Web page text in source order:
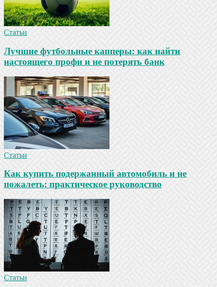
Статьи
Лучшие футбольные капперы: как найти
настоящего профи и не потерять банк
Статьи
Как купить подержанный автомобиль и не
пожалеть: практическое руководство
Статьи